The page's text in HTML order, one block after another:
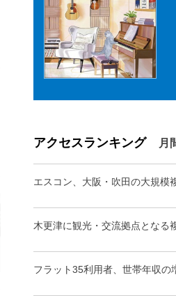
アクセスランキング 月
エスコン、大阪・吹田の大規模
木更津に観光・交流拠点となる
フラット35利用者、世帯年収の